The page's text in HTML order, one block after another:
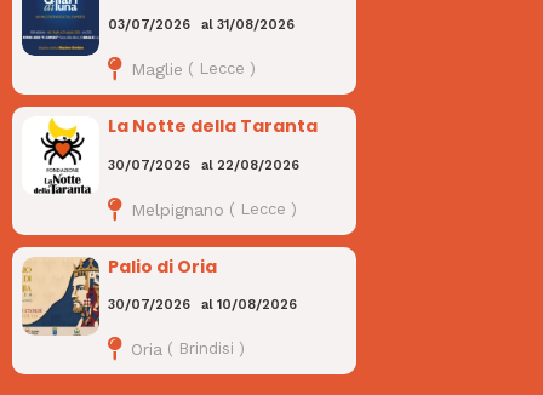
03/07/2026 al31/08/2026
Maglie ( Lecce )
La Notte della Taranta
30/07/2026 al 22/08/2026
Melpignano ( Lecce )
Palio di Oria
30/07/2026 al10/08/2026
Oria ( Brindisi )